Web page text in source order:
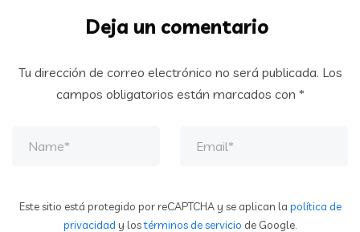
Deja un comentario
Tu dirección de correo electrónico no será publicada. Los
campos obligatorios están marcados con *
Este sitio está protegido por reCAPTCHA y se aplican la política de
privacidad y lostérminos de servicio de Google.